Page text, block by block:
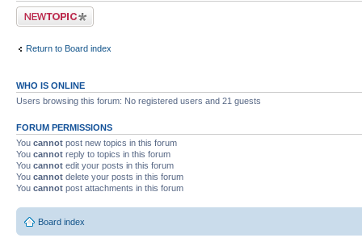
Post a new topic
Return to Board index
WHO IS ONLINE
Users browsing this forum: No registered users and 21 guests
FORUM PERMISSIONS
You cannot post new topics in this forum
You cannot reply to topics in this forum
You cannot edit your posts in this forum
You cannot delete your posts in this forum
You cannot post attachments in this forum
Board index